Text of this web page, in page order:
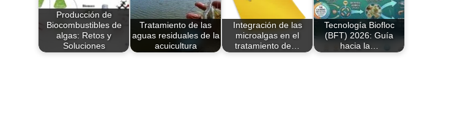
Producción de
Biocombustibles de
algas: Retos y
Soluciones
Tratamiento de las
aguas residuales de la
acuicultura
Integración de las
microalgas en el
tratamiento de…
Tecnología Biofloc
(BFT) 2026: Guía
hacia la…